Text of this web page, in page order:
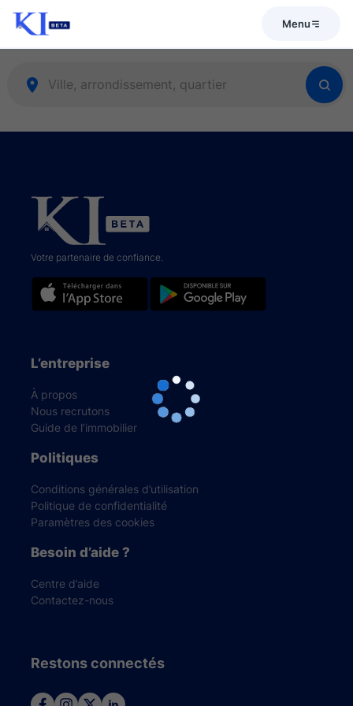
Menu
Votre partenaire de confiance.
L’entreprise
À propos
Nous recrutons
Guide de l’immobilier
Politiques
Conditions générales d’utilisation
Politique de confidentialité
Paramètres des cookies
Besoin d’aide ?
Centre d’aide
Contactez-nous
Restons connectés